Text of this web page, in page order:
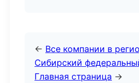
← Все компании в
Сибирский
Главная страница →